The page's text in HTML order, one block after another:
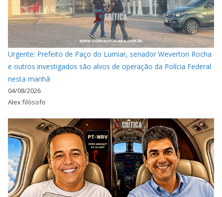
Urgente: Prefeito de Paço do Lumiar, senador Weverton Rocha
e outros investigados são alvos de operação da Polícia Federal
nesta manhã
04/08/2026
Alex filósofo